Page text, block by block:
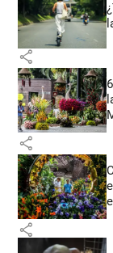
share
share
share